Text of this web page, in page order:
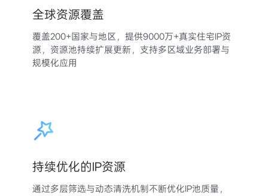
全球资源覆盖
覆盖200+国家与地区，提供9000万+真实住宅IP资
源，资源池持续扩展更新，支持多区域业务部署与
规模化应用
持续优化的IP资源
通过多层筛选与动态清洗机制不断优化IP池质量，